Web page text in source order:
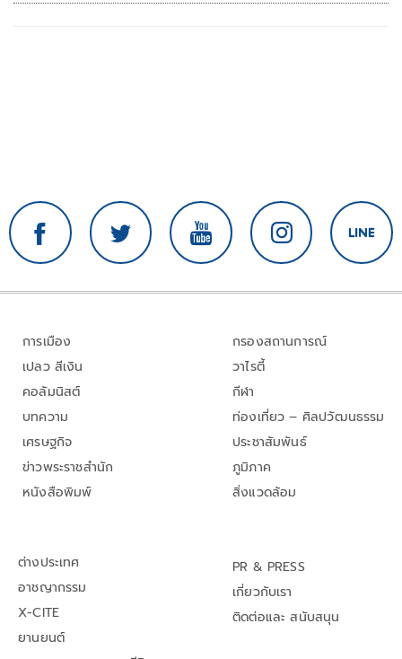
การเมือง
เปลว สีเงิน
คอลัมนิสต์
บทความ
เศรษฐกิจ
ข่าวพระราชสำนัก
หนังสือพิมพ์
กรองสถานการณ์
วาไรตี้
กีฬา
ท่องเที่ยว – ศิลปวัฒนธรรม
ประชาสัมพันธ์
ภูมิภาค
สิ่งแวดล้อม
ต่างประเทศ
อาชญากรรม
X-CITE
ยานยนต์
PR & PRESS
เกี่ยวกับเรา
ติดต่อและ สนับสนุน